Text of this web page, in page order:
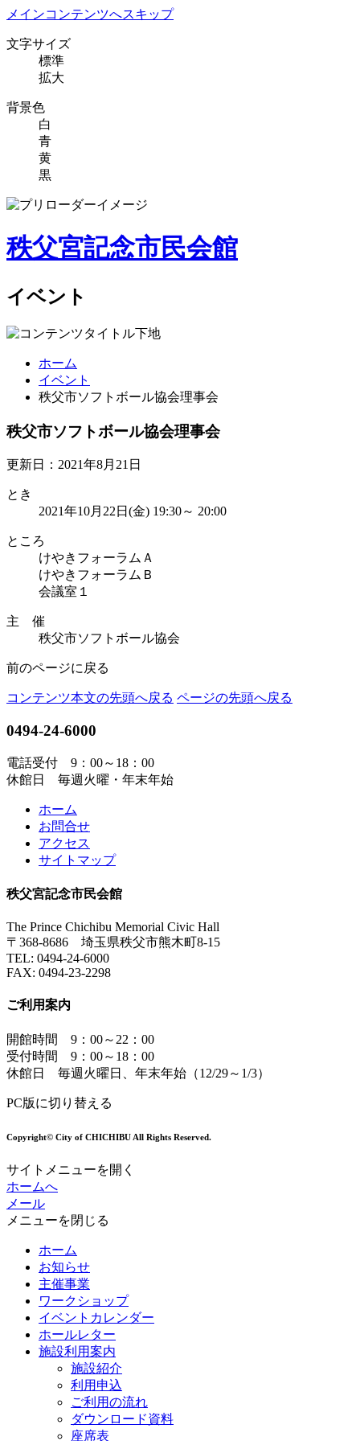
メインコンテンツへスキップ
文字サイズ
標準
拡大
背景色
白
青
黄
黒
秩父宮記念市民会館
イベント
ホーム
イベント
秩父市ソフトボール協会理事会
秩父市ソフトボール協会理事会
更新日：2021年8月21日
とき
2021年10月22日(金) 19:30～ 20:00
ところ
けやきフォーラムＡ
けやきフォーラムＢ
会議室１
主 催
秩父市ソフトボール協会
前のページに戻る
コンテンツ本文の先頭へ戻る ページの先頭へ戻る
0494-24-6000
電話受付 9：00～18：00
休館日 毎週火曜・年末年始
ホーム
お問合せ
アクセス
サイトマップ
秩父宮記念市民会館
The Prince Chichibu Memorial Civic Hall
〒368-8686 埼玉県秩父市熊木町8-15
TEL: 0494-24-6000
FAX: 0494-23-2298
ご利用案内
開館時間 9：00～22：00
受付時間 9：00～18：00
休館日 毎週火曜日、年末年始（12/29～1/3）
PC版に切り替える
Copyright© City of CHICHIBU All Rights Reserved.
サイトメニューを開く
ホームへ
メール
メニューを閉じる
ホーム
お知らせ
主催事業
ワークショップ
イベントカレンダー
ホールレター
施設利用案内
施設紹介
利用申込
ご利用の流れ
ダウンロード資料
座席表